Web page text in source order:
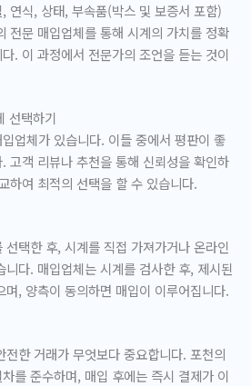
연식, 상태, 부속품(박스 및 보증서 포함)
전문 매입업체를 통해 시계의 가치를 정확
. 이 과정에서 전문가의 조언을 듣는 것이
선택하기
업체가 있습니다. 이들 중에서 평판이 좋
고객 리뷰나 추천을 통해 신뢰성을 확인하
하여 최적의 선택을 할 수 있습니다.
택한 후, 시계를 직접 가져가거나 온라인
다. 매입업체는 시계를 검사한 후, 제시된
며, 양측이 동의하면 매입이 이루어집니다.
한 거래가 무엇보다 중요합니다. 포천의
를 준수하며, 매입 후에는 즉시 결제가 이